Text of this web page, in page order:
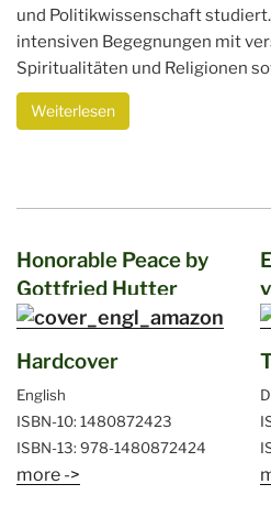
und Politikwissenschaft
intensiven Begegnungen mit
Spiritualitäten und Religionen
Weiterlesen
Honorable Peace by
Gottfried Hutter
Hardcover
English
ISBN-10: 1480872423
ISBN-13: 978-1480872424
more ->